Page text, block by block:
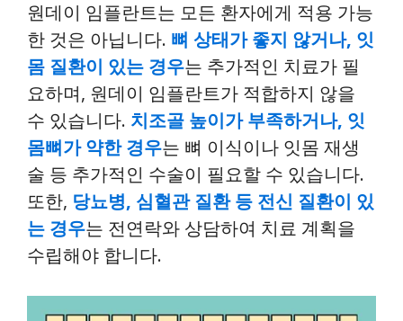
원데이 임플란트는 모든 환자에게 적용 가능
한 것은 아닙니다. 뼈 상태가 좋지 않거나, 잇
몸 질환이 있는 경우는 추가적인 치료가 필
요하며, 원데이 임플란트가 적합하지 않을
수 있습니다. 치조골 높이가 부족하거나, 잇
몸뼈가 약한 경우는 뼈 이식이나 잇몸 재생
술 등 추가적인 수술이 필요할 수 있습니다.
또한, 당뇨병, 심혈관 질환 등 전신 질환이 있
는 경우는 전연락와 상담하여 치료 계획을
수립해야 합니다.